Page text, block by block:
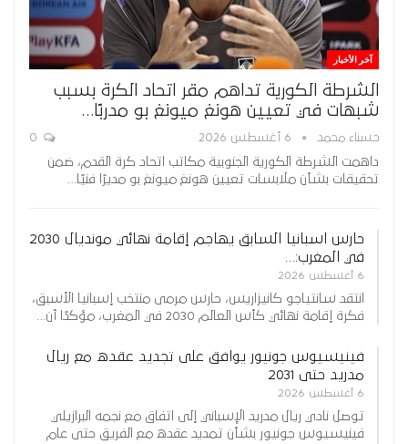
آخر الأخبار
الشرطة الكورية تداهم مقر اتحاد الكرة بسبب
شبهات في تعيين هونغ ميونغ بو مدربًا…
حسناء محمد 6 أغسطس 2026
داهمت الشرطة الكورية الجنوبية مكاتب اتحاد كرة القدم، ضمن
تحقيقات بشأن ملابسات تعيين هونغ ميونغ بو مديرًا فنيًا…
حارس اسبانيا السابق يهاجم إقامة نهائي مونديال 2030
في المغرب:…
6 أغسطس 2026
انتقد سانتياجو كانيزاريس، حارس مرمى منتخب إسبانيا الأسبق،
فكرة إقامة نهائي كأس العالم 2030 في المغرب، مؤكدًا أن…
فينيسيوس جونيور يوافق على تجديد عقده مع ريال
مدريد حتى 2031
6 أغسطس 2026
توصل نادي ريال مدريد الإسباني إلى اتفاق مع نجمه البرازيلي
فينيسيوس جونيور بشأن تمديد عقده مع الفريق حتى عام